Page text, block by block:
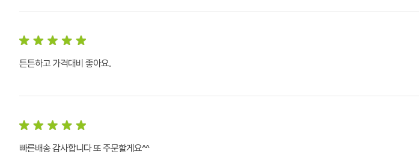
튼튼하고 가격대비 좋아요.
빠른배송 감사합니다 또 주문할게요^^